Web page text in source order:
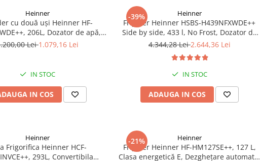
Heinner
cu două uși Heinner HF-
206L, Dozator de apă,
Clasa E, Argintiu
Lei1.079,16 Lei
IN STOC
IN COS
-39% Heinner
Frigider Heinner HSBS-H439NFXWDE++
Side by side, 433 l, No Frost, Dozator de
apa, Functie smart, Functie congelare si
4.344,28 Lei2.644,36 Lei
IN STOC
ADAUGA IN COS
Heinner
Frigorifica Heinner HCF-
293L, Convertibila
-21% Heinner
Frigider Heinner HF-HM127SE++, 127 L,
Clasa energetică E, Dezghețare automată,